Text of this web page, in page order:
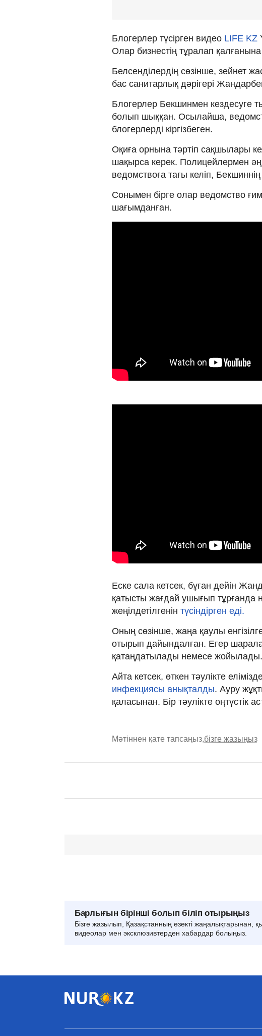
Блогерлер түсірген видео LIFE KZ
Олар бизнестің тұралап
Белсенділердің сөзінше, зейнет
бас санитарлық дәрігері
Блогерлер Бекшинмен кездесуге
болып шыққан. Осылайша,
блогерлерді кіргізбеген.
Оқиға орнына тәртіп сақшылары
шақырса керек. Полицейлермен
ведомствоға тағы келіп,
Сонымен бірге олар ведомство
шағымданған.
Еске сала кетсек, бұған дейін
қатысты жағдай ушығып тұрғанда
жеңілдетілгенін түсіндірген еді.
Оның сөзінше, жаңа қаулы
отырып дайындалған. Егер
қатаңдатылады немесе жойылады.
Айта кетсек, өткен тәулікте
инфекциясы анықталды. Ауру
қаласынан. Бір тәулікте оңтүстік
Мәтіннен қате тапсаңыз,бізге жазыңыз
Барлығын бірінші болып біліп отырыңыз
Бізге жазылып, Қазақстанның өзекті жаңалықтарынан,
видеолар мен эксклюзивтерден хабардар болыңыз.